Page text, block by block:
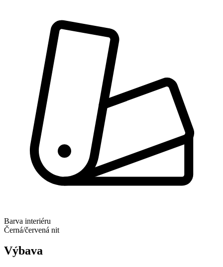
Barva interiéru
Černá/červená nit
Výbava